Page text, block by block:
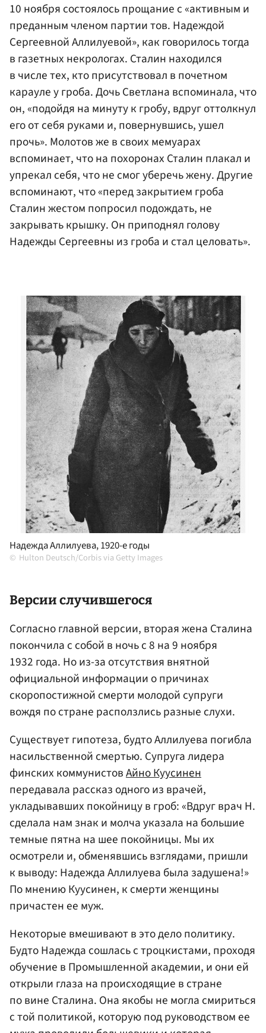
10 ноября состоялось прощание с «активным и
преданным членом партии тов. Надеждой
Сергеевной Аллилуевой», как говорилось тогда
в газетных некрологах. Сталин находился
в числе тех, кто присутствовал в почетном
карауле у гроба. Дочь Светлана вспоминала, что
он, «подойдя на минуту к гробу, вдруг оттолкнул
его от себя руками и, повернувшись, ушел
прочь». Молотов же в своих мемуарах
вспоминает, что на похоронах Сталин плакал и
упрекал себя, что не смог уберечь жену. Другие
вспоминают, что «перед закрытием гроба
Сталин жестом попросил подождать, не
закрывать крышку. Он приподнял голову
Надежды Сергеевны из гроба и стал целовать».
Надежда Аллилуева, 1920-е годы
Hulton Deutsch/Corbis via Getty Images
Версии случившегося
Согласно главной версии, вторая жена Сталина
покончила с собой в ночь с 8 на 9 ноября
1932 года. Но из-за отсутствия внятной
официальной информации о причинах
скоропостижной смерти молодой супруги
вождя по стране расползлись разные слухи.
Существует гипотеза, будто Аллилуева погибла
насильственной смертью. Супруга лидера
финских коммунистовАйно Куусинен
передавала рассказ одного из врачей,
укладывавших покойницу в гроб: «Вдруг врач Н.
сделала нам знак и молча указала на большие
темные пятна на шее покойницы. Мы их
осмотрели и, обменявшись взглядами, пришли
к выводу: Надежда Аллилуева была задушена!»
По мнению Куусинен, к смерти женщины
причастен ее муж.
Некоторые вмешивают в это дело политику.
Будто Надежда сошлась с троцкистами, проходя
обучение в Промышленной академии, и они ей
открыли глаза на происходящие в стране
по вине Сталина. Она якобы не могла смириться
с той политикой, которую под руководством ее